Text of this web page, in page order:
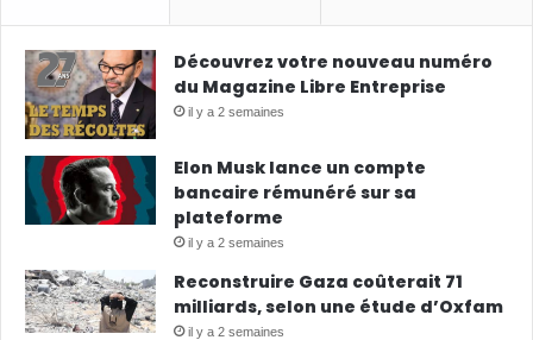
Découvrez votre nouveau numéro
du Magazine Libre Entreprise
il y a 2 semaines
Elon Musk lance un compte
bancaire rémunéré sur sa
plateforme
il y a 2 semaines
Reconstruire Gaza coûterait 71
milliards, selon une étude d’Oxfam
il y a 2 semaines